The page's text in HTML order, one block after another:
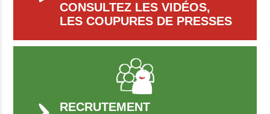
CONSULTEZ LES VIDÉOS,
LES COUPURES DE PRESSES
RECRUTEMENT